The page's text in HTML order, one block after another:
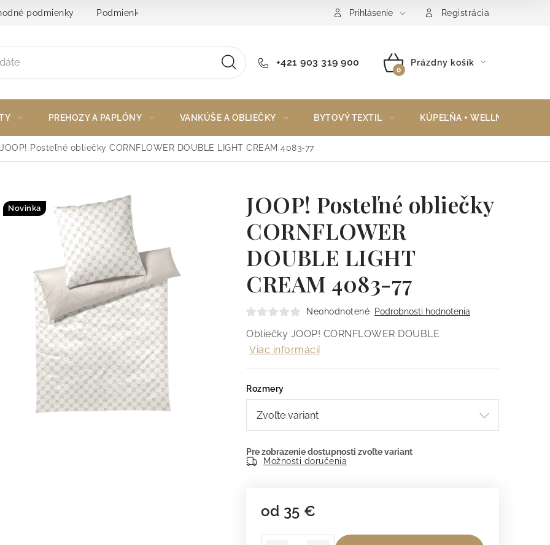
podmienky Podmienky ochrany osobných údajov Reklamačný poriadok Vrátenie tovaru
Prihlásenie Registrácia
+421 903 319 900
NÁKUPNÝ
Prázdny košík
PREHOZY A PAPLÓNY VANKÚŠE A OBLIEČKY BYTOVÝ TEXTIL KÚPEĽŇA + WELLNESS
JOOP! Posteľné obliečky CORNFLOWER DOUBLE LIGHT CREAM 4083-77
JOOP! Posteľné obliečky
CORNFLOWER
DOUBLE LIGHT
CREAM 4083-77
Neohodnotené Podrobnosti hodnotenia
Obliečky JOOP! CORNFLOWER DOUBLE
Viac informácií
Rozmery
Možnosti doručenia
od 35 €
Novinka